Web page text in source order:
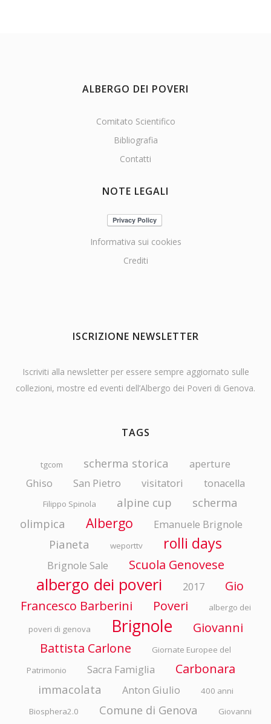
ALBERGO DEI POVERI
Comitato Scientifico
Bibliografia
Contatti
NOTE LEGALI
Informativa sui cookies
Crediti
ISCRIZIONE NEWSLETTER
Iscriviti alla newsletter per essere sempre aggiornato sulle
collezioni, mostre ed eventi dell’Albergo dei Poveri di Genova.
TAGS
tgcom scherma storica
aperture
Ghiso
San Pietro visitatori tonacella
Filippo Spinola alpine cup
scherma
olimpica
Albergo Emanuele Brignole
Pianeta weporttv rolli days
Brignole Sale Scuola Genovese
albergo dei poveri 2017
Gio
Francesco Barberini
Poveri
albergo dei
poveri di genova
Brignole
Giovanni
Battista Carlone
Giornate Europee del
Patrimonio
Sacra Famiglia Carbonara
immacolata Anton Giulio
400 anni
Biosphera2.0
Comune di Genova Giovanni